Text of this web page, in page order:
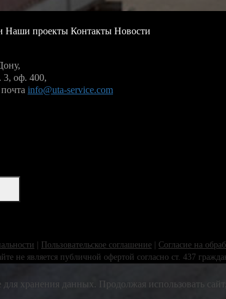
Наши проекты Контакты Новости
3, оф. 400,
info@uta-service.com
| Пользовательское соглашение | Согласие на
не является публичной офертой согласно ст. 437
для хранения данных. Продолжая использовать